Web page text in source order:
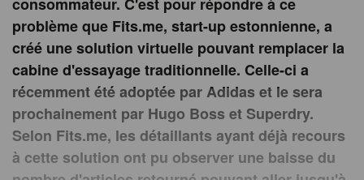
consommateur. C'est pour répondre à ce
problème que Fits.me, start-up estonnienne, a
créé une solution virtuelle pouvant remplacer la
cabine d'essayage traditionnelle. Celle-ci a
récemment été adoptée par Adidas et le sera
prochainement par Hugo Boss et Superdry.
Selon Fits.me, les détaillants ayant déjà recours
à cette solution ont pu observer une baisse du